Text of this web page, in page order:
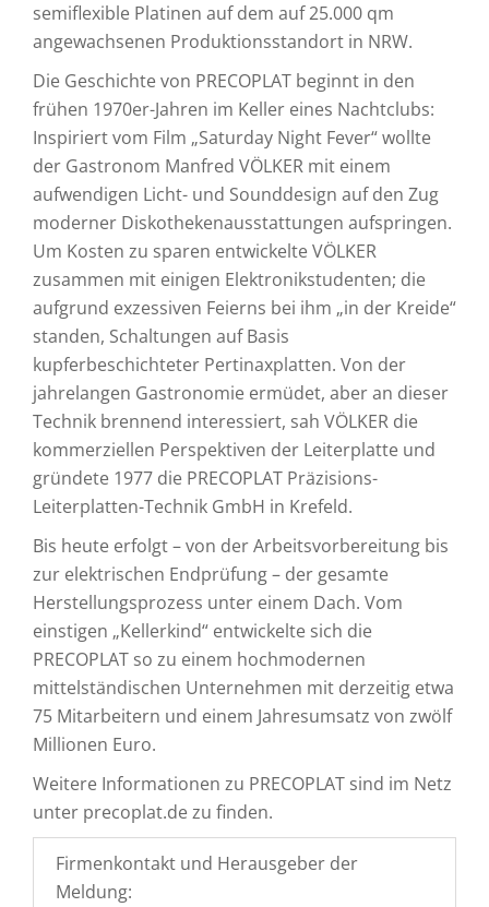
semiflexible Platinen auf dem auf 25.000 qm
angewachsenen Produktionsstandort in NRW.
Die Geschichte von PRECOPLAT beginnt in den
frühen 1970er-Jahren im Keller eines Nachtclubs:
Inspiriert vom Film „Saturday Night Fever“ wollte
der Gastronom Manfred VÖLKER mit einem
aufwendigen Licht- und Sounddesign auf den Zug
moderner Diskothekenausstattungen aufspringen.
Um Kosten zu sparen entwickelte VÖLKER
zusammen mit einigen Elektronikstudenten; die
aufgrund exzessiven Feierns bei ihm „in der Kreide“
standen, Schaltungen auf Basis
kupferbeschichteter Pertinaxplatten. Von der
jahrelangen Gastronomie ermüdet, aber an dieser
Technik brennend interessiert, sah VÖLKER die
kommerziellen Perspektiven der Leiterplatte und
gründete 1977 die PRECOPLAT Präzisions-
Leiterplatten-Technik GmbH in Krefeld.
Bis heute erfolgt – von der Arbeitsvorbereitung bis
zur elektrischen Endprüfung – der gesamte
Herstellungsprozess unter einem Dach. Vom
einstigen „Kellerkind“ entwickelte sich die
PRECOPLAT so zu einem hochmodernen
mittelständischen Unternehmen mit derzeitig etwa
75 Mitarbeitern und einem Jahresumsatz von zwölf
Millionen Euro.
Weitere Informationen zu PRECOPLAT sind im Netz
unter precoplat.de zu finden.
Firmenkontakt und Herausgeber der
Meldung: